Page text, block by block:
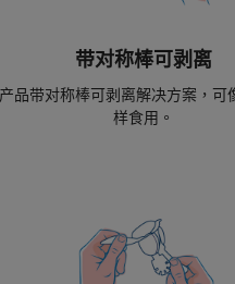
带对称棒可剥离
品带对称棒可剥离解决方案，可
样食用。